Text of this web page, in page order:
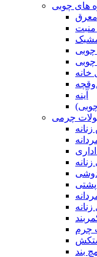
های چوبی
معرق
منبت
مشبک
خانه
آینه
چرمی
پشتی
چرم
بند